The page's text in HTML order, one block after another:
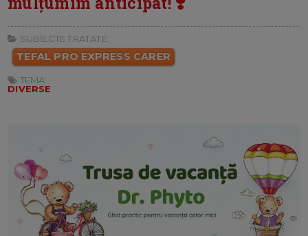
SUBIECTE TRATATE:
TEFAL PRO EXPRESS CARER
TEMA:
DIVERSE